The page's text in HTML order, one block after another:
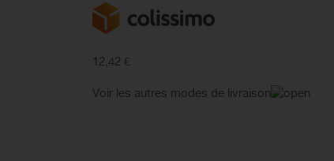
12,42 €
Voir les autres modes de livraison